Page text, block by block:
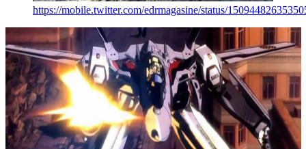
https://mobile.twitter.com/edrmagasine/status/